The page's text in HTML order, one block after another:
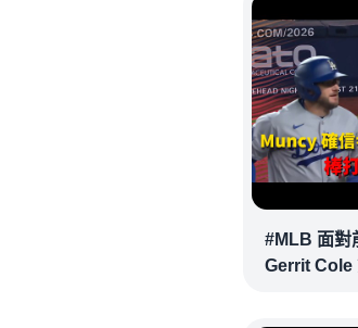
#MLB 面對
Gerrit Cole